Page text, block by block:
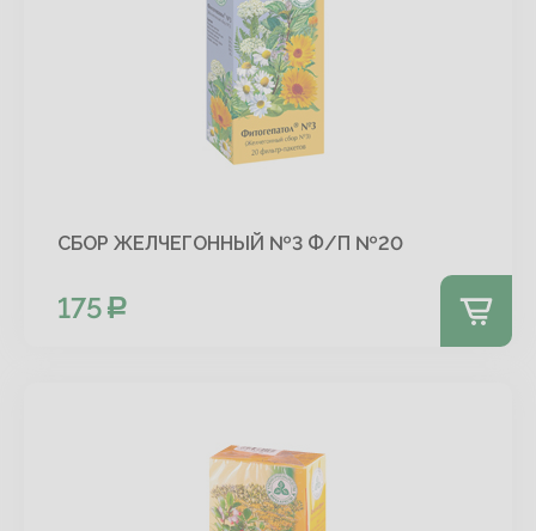
СБОР ЖЕЛЧЕГОННЫЙ №3 Ф/П №20
175